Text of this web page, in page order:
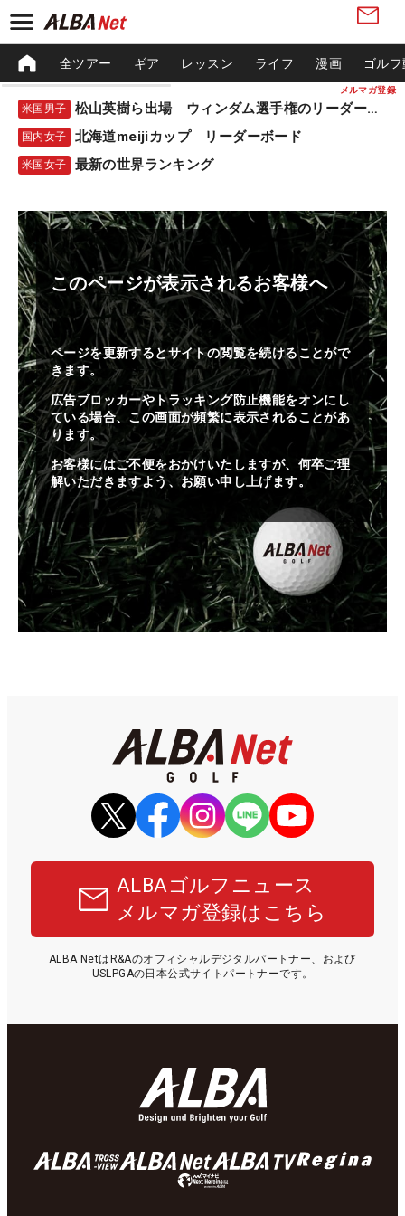
メルマガ登録
全ツアー ギア レッスン ライフ 漫画 ゴル
米国男子 松山英樹ら出場 ウィンダム選手権のリーダーボード
国内女子 北海道meijiカップ リーダーボード
米国女子 最新の世界ランキング
このページが表示されるお客様へ
ページを更新するとサイトの閲覧を続けることがで
きます。
広告ブロッカーやトラッキング防止機能をオンにし
ている場合、この画面が頻繁に表示されることがあ
ります。
お客様にはご不便をおかけいたしますが、何卒ご理
解いただきますよう、お願い申し上げます。
ALBAゴルフニュース
メルマガ登録はこちら
ALBA NetはR&Aのオフィシャルデジタルパートナー、および
USLPGAの日本公式サイトパートナーです。